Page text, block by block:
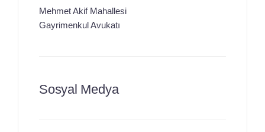
Mehmet Akif Mahallesi
Gayrimenkul Avukatı
Sosyal Medya